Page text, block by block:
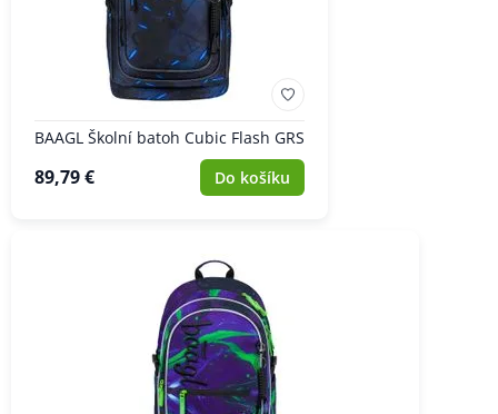
BAAGL Školní batoh Cubic Flash GRS
89,79 € Do košíku